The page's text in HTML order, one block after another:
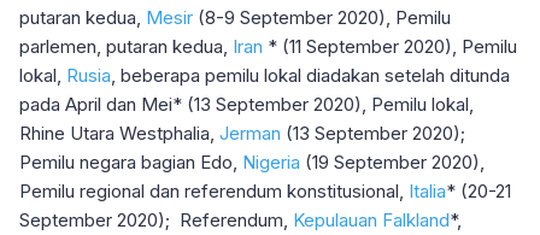
putaran kedua, Mesir (8-9 September 2020), Pemilu
parlemen, putaran kedua, Iran * (11 September 2020), Pemilu
lokal, Rusia , beberapa pemilu lokal diadakan setelah ditunda
pada April dan Mei* (13 September 2020), Pemilu lokal,
Rhine Utara Westphalia, Jerman (13 September 2020);
Pemilu negara bagian Edo, Nigeria (19 September 2020),
Pemilu regional dan referendum konstitusional, Italia* (20-21
September 2020); Referendum, Kepulauan Falkland*,